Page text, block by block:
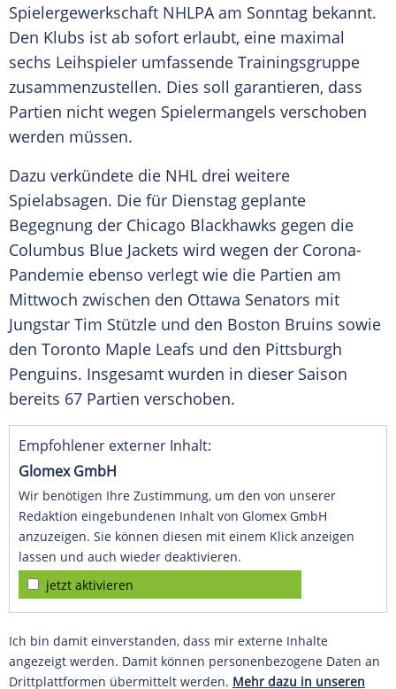
Spielergewerkschaft NHLPAam Sonntag bekannt.
Den Klubs ist ab sofort erlaubt, eine maximal
sechs Leihspieler umfassende Trainingsgruppe
zusammenzustellen. Dies soll garantieren, dass
Partien nicht wegen Spielermangels verschoben
werden müssen.
Dazu verkündete die NHL drei weitere
Spielabsagen. Die für Dienstag geplante
Begegnung der Chicago Blackhawks gegen die
Columbus Blue Jackets wird wegen der Corona-
Pandemie ebenso verlegt wie die Partien am
Mittwoch zwischen den Ottawa Senators mit
Jungstar Tim Stützle und den Boston Bruins sowie
den Toronto Maple Leafs und den Pittsburgh
Penguins. Insgesamt wurden in dieser Saison
bereits 67 Partien verschoben.
Empfohlener externer Inhalt:
Glomex GmbH
Wir benötigen Ihre Zustimmung, um den von unserer
Redaktion eingebundenen Inhalt von Glomex GmbH
anzuzeigen. Sie können diesen mit einem Klick anzeigen
lassen und auch wieder deaktivieren.
jetzt aktivieren
Ich bin damit einverstanden, dass mir externe Inhalte
angezeigt werden. Damit können personenbezogene Daten an
Drittplattformen übermittelt werden. Mehr dazu in unseren